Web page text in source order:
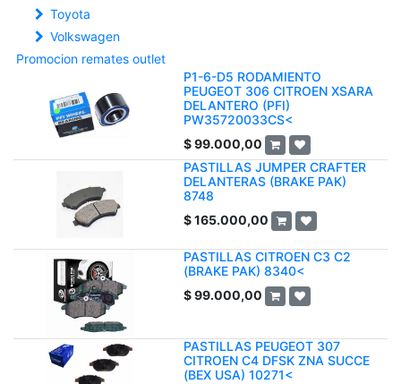
Toyota
Volkswagen
Promocion remates outlet
P1-6-D5 RODAMIENTO
PEUGEOT 306 CITROEN XSARA
DELANTERO (PFI)
PW35720033CS<
$99.000,00
PASTILLAS JUMPER CRAFTER
DELANTERAS (BRAKE PAK)
8748
$165.000,00
PASTILLAS CITROEN C3 C2
(BRAKE PAK) 8340<
$99.000,00
PASTILLAS PEUGEOT 307
CITROEN C4 DFSK ZNA SUCCE
(BEX USA) 10271<